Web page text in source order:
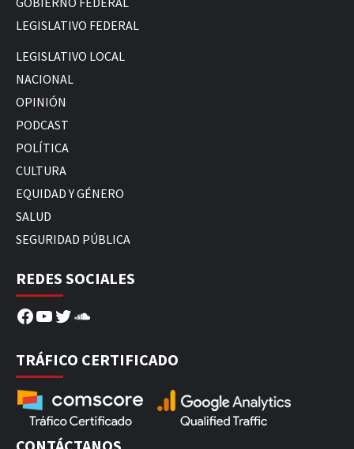
LEGISLATIVO FEDERAL
LEGISLATIVO LOCAL
NACIONAL
OPINIÓN
PODCAST
POLÍTICA
CULTURA
EQUIDAD Y GÉNERO
SALUD
SEGURIDAD PÚBLICA
REDES SOCIALES
Facebook
YouTube
Twitter
SoundCloud
TRÁFICO CERTIFICADO